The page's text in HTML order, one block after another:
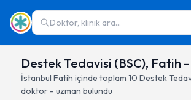
Doktor, klinik ara...
Destek Tedavisi (BSC), Fatih
İstanbul Fatih içinde toplam 10 Destek
doktor - uzman bulundu